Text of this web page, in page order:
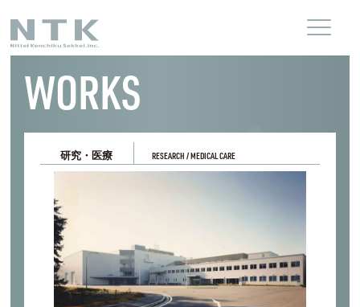
WORKS
研究・医療 RESEARCH / MEDICAL CARE